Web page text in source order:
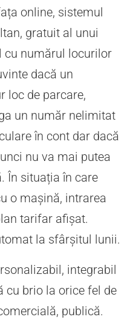
online, sistemul
gratuit al unui
cu numărul locurilor
dacă un
loc de parcare,
un număr nelimitat
în cont dar dacă
nu va mai putea
În situația în care
o mașină, intrarea
tarifar afișat.
la sfârșitul lunii.
integrabil
cu brio la orice fel de
publică.